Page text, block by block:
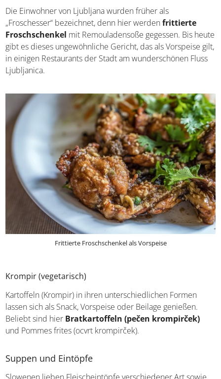
Žabji kraki (fleischhaltig)
Die Einwohner von Ljubljana wurden früher als
„Froschesser“ bezeichnet, denn hier werdenfrittierte
Froschschenkelmit Remouladensoße gegessen. Bis
heute gibt es dieses ungewöhnliche Gericht, das als
Vorspeise gilt, in einigen Restaurants der Stadt am
Kartoffeln (Krompir) in ihren unterschiedlichen Formen
lassen sich als Snack, Vorspeise oder Beilage genießen.
Beliebt sind hierBratkartoffeln (pečen krompirček)
Suppen und Eintöpfe